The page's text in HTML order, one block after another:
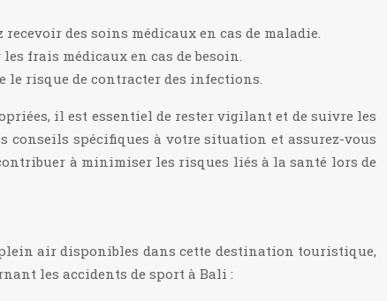
des soins médicaux en cas de maladie.
frais médicaux en cas de besoin.
le risque de contracter des infections.
il est essentiel de rester vigilant et de suivre les
conseils spécifiques à votre situation et assurez-vous
à minimiser les risques liés à la santé lors de
air disponibles dans cette destination touristique,
les accidents de sport à Bali :